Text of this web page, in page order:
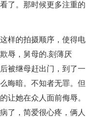
了。那时候更多注重的
样的拍摄顺序，使得电
辱，舅母的.刻薄厌
被继母赶出门，到了一
晦暗。不知者无罪。但
让她在众人面前侮辱。
了，简爱很心疼，俩人